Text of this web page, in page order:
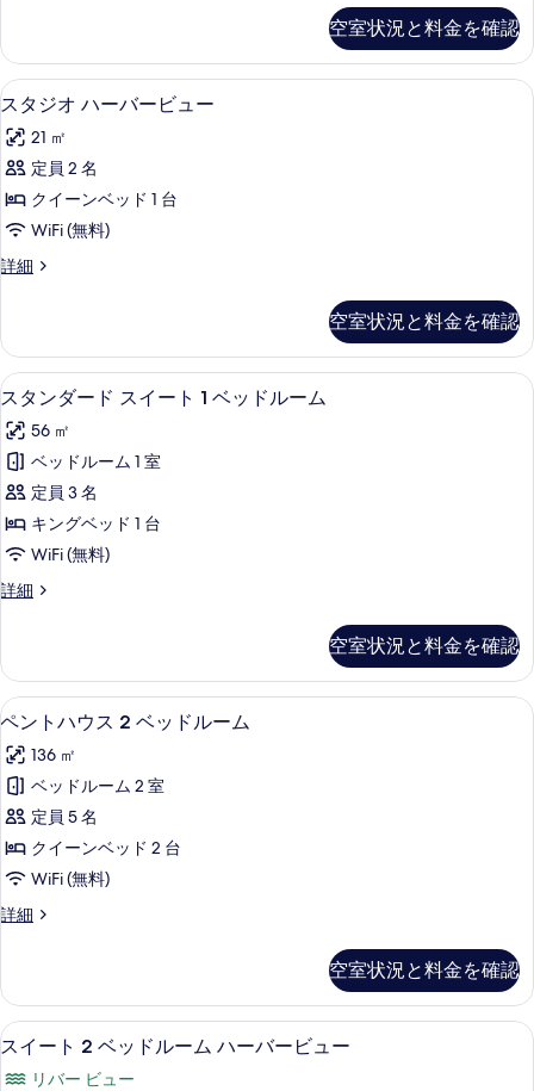
べ
て
の
写
真
を
表
示
る
詳
細
ト
2
ベ
ッ
ド
ル
ー
ム
べ
て
の
写
真
を
表
示
す
ー
ド
ス
ー
ト
ベ
ッ
ル
詳
細
空室状況と料金を確認
ス
タ
ジ
オ
ハ
バ
ビ
ュ
ー
の
す
べ
て
の
写
表
示
す
る
スタジオ ハーバービュー | デスク、
3
スタジオ ハーバービュー
21 ㎡
定員 2 名
クイーンベッド 1 台
WiFi (無料)
詳細
ス
ハ
ー
バ
ビ
ュ
ー
の
詳
細
空室状況と料金を確認
ス
タ
ン
ダ
ー
ド
イ
ト
ベ
ッ
ド
ル
ー
ム
の
て
の
スタンダード スイート 1 ベッドルー
5
スタンダード スイート 1 ベッドルーム
56 ㎡
ベッドルーム 1 室
定員 3 名
キングベッド 1 台
WiFi (無料)
詳細
ス
ー
ド
ス
ー
ト
ベ
ッ
ド
ル
ー
細
空室状況と料金を確認
ペ
ン
ト
ハ
ウ
ス
ベ
ド
ル
ー
ム
ペントハウス 2 ベッドルーム | リビ
9
ペントハウス 2 ベッドルーム
136 ㎡
ベッドルーム 2 室
定員 5 名
クイーンベッド 2 台
WiFi (無料)
詳細
ペ
ウ
ス
2
ッ
空室状況と料金を確認
ス
スイート 2 ベッドルーム ハーバービ
9
スイート 2 ベッドルーム ハーバービュー
リバー ビュー